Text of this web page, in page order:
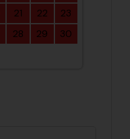
21 22
23
28 29
30